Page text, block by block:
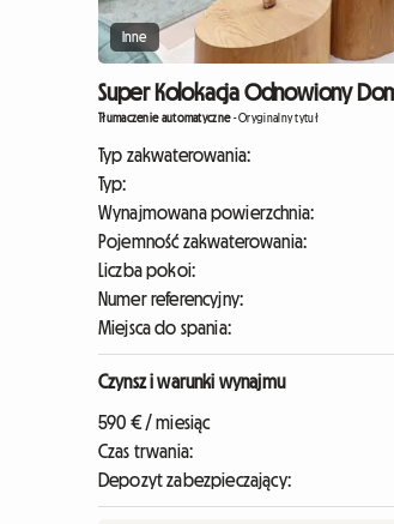
Inne
Super Kolokacja Odnowiony
Tłumaczenie automatyczne-Oryginalny tytuł
Typ zakwaterowania:
Typ:
Wynajmowana powierzchnia:
Pojemność zakwaterowania:
Liczba pokoi:
Numer referencyjny:
Miejsca do spania:
Czynsz i warunki wynajmu
590 € / miesiąc
Czas trwania:
Depozyt zabezpieczający: